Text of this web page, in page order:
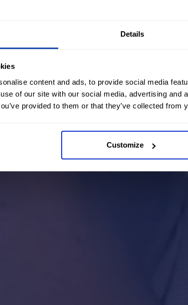
Details
content and ads, to provide social media
of our site with our social media, advertising and
provided to them or that they’ve collected from
Customize